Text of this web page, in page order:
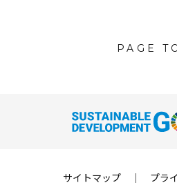
PAGE
サイトマップ ｜ プラ